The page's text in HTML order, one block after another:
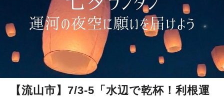
【流山市】7/3-5「水辺で乾杯！利根運